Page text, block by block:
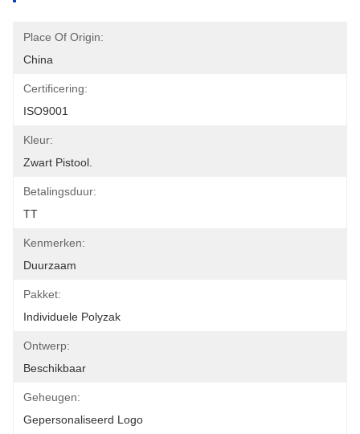
Place Of Origin:
China
Certificering:
ISO9001
Kleur:
Zwart Pistool.
Betalingsduur:
TT
Kenmerken:
Duurzaam
Pakket:
Individuele Polyzak
Ontwerp:
Beschikbaar
Geheugen:
Gepersonaliseerd Logo